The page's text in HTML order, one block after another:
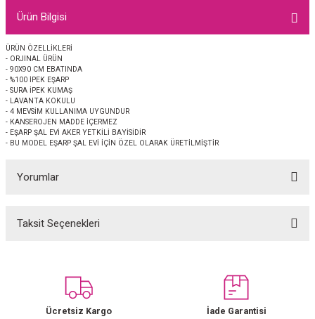
EŞARP 2025-2026 SONBAHAR KIŞ
EŞARP
JAKAR ŞAL
İpek Koton Şal
Ürün Bilgisi
ÜRÜN ÖZELLİKLERİ
- ORJİNAL ÜRÜN
- 90X90 CM EBATINDA
- %100 İPEK EŞARP
- SURA İPEK KUMAŞ
- LAVANTA KOKULU
- 4 MEVSİM KULLANIMA UYGUNDUR
- KANSEROJEN MADDE İÇERMEZ
- EŞARP ŞAL EVİ AKER YETKİLİ BAYİSİDİR
- BU MODEL EŞARP ŞAL EVİ İÇİN ÖZEL OLARAK ÜRETİLMİŞTİR
Yorumlar
Taksit Seçenekleri
Ücretsiz Kargo İade Garantisi